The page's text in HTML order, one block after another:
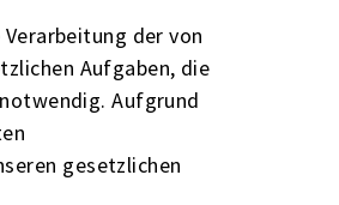
der von
Aufgaben, die
Aufgrund
gesetzlichen